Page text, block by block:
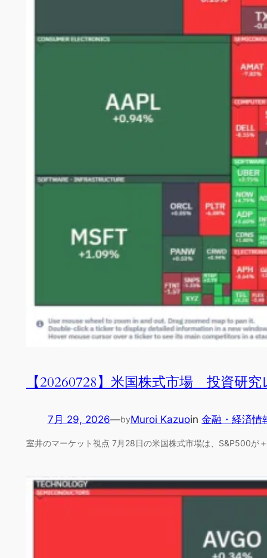
【20260728】米国株式市場 投資研
7月 29, 2026—byMuroi Kazuoin 金融・経済情
室井のマーケット視点 7月28日の米国株式市場は、S&P500が